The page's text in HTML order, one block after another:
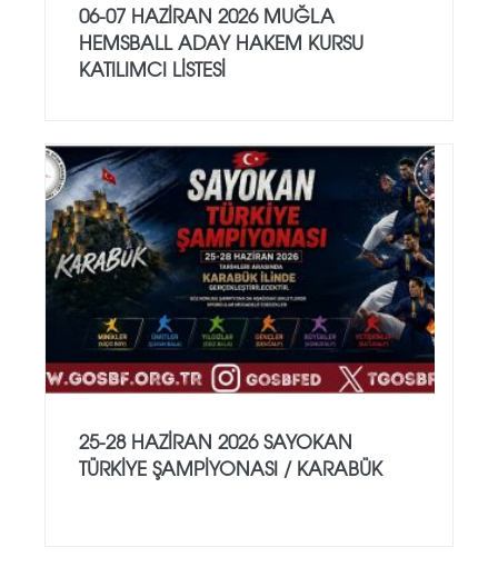
06-07 HAZİRAN 2026 MUĞLA
HEMSBALL ADAY HAKEM KURSU
KATILIMCI LİSTESİ
25-28 HAZİRAN 2026 SAYOKAN
TÜRKİYE ŞAMPİYONASI / KARABÜK